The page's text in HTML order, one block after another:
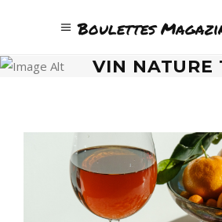
Boulettes
VIN NATURE